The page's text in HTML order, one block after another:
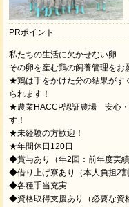
PRポイント
私たちの生活に欠かせない卵
その卵を産む鶏の飼養管理をお
★鶏は手をかけた分の結果がす
られます！
★農業HACCP認証農場 安心・
す！
★未経験の方歓迎！
★年間休日120日
◆賞与あり（年2回：前年度実績
◆借り上げ寮あり（本人負担2割
◆各種手当充実
◆資格取得支援あり（必要な資